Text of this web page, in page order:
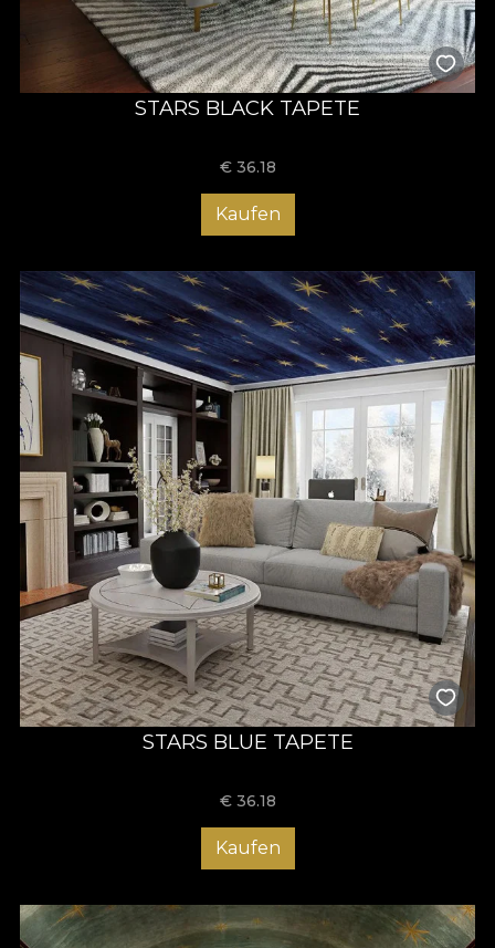
STARS BLACK TAPETE
€ 36.18
Kaufen
STARS BLUE TAPETE
€ 36.18
Kaufen